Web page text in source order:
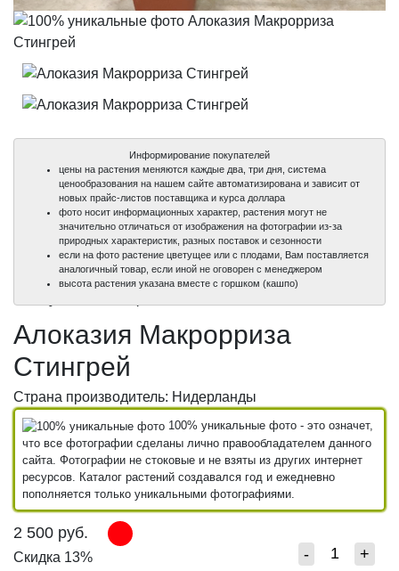
100%
100%
Информирование покупателей
цены на растения меняются каждые два, три дня, система
ценообразования на нашем сайте автоматизирована и зависит от
новых прайс-листов поставщика и курса доллара
фото носит информационных характер, растения могут не
значительно отличаться от изображения на фотографии из-за
природных характеристик, разных поставок и сезонности
если на фото растение цветущее или с плодами, Вам поставляется
аналогичный товар, если иной не оговорен с менеджером
высота растения указана вместе с горшком (кашпо)
Алоказия Макрорриза
Стингрей
Страна производитель: Нидерланды
100% уникальные фото - это означет,
что все фотографии сделаны лично правообладателем данного
сайта. Фотографии не стоковые и не взяты из других интернет
ресурсов. Каталог растений создавался год и ежедневно
пополняется только уникальными фотографиями.
2 500 руб.
Скидка 13% - +